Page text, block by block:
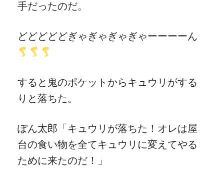
手だったのだ。
どどどどどぎゃぎゃぎゃぎゃーーーーん
すると鬼のポケットからキュウリがする
りと落ちた。
ぽん太郎「キュウリが落ちた！オレは屋
台の食い物を全てキュウリに変えてやる
ために来たのだ！」